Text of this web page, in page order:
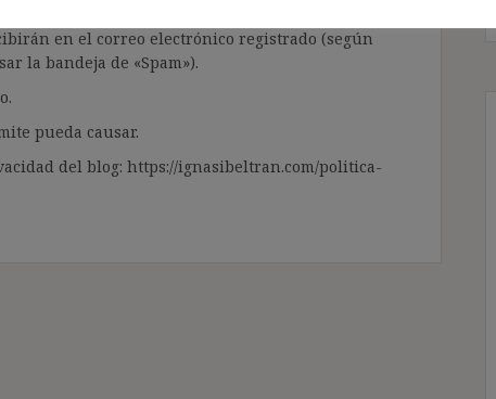
correo electrónico, deberán verificar la
en el correo electrónico registrado (según
la bandeja de «Spam»).
pueda causar.
del blog: https://ignasibeltran.com/politica-